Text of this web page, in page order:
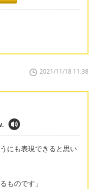
2021/11/18 11:38
にも表現できると思い
ものです」